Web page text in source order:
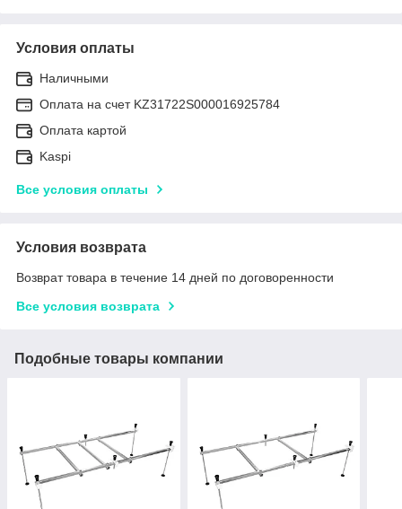
Условия оплаты
Наличными
Оплата на счет KZ31722S000016925784
Оплата картой
Kaspi
Все условия оплаты
Условия возврата
Возврат товара в течение 14 дней по договоренности
Все условия возврата
Подобные товары компании